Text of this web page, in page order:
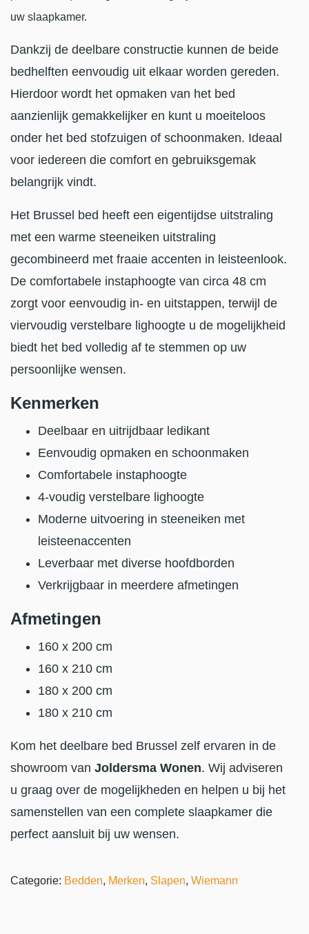
uw slaapkamer.
Dankzij de deelbare constructie kunnen de beide
bedhelften eenvoudig uit elkaar worden gereden.
Hierdoor wordt het opmaken van het bed
aanzienlijk gemakkelijker en kunt u moeiteloos
onder het bed stofzuigen of schoonmaken. Ideaal
voor iedereen die comfort en gebruiksgemak
belangrijk vindt.
Het Brussel bed heeft een eigentijdse uitstraling
met een warme steeneiken uitstraling
gecombineerd met fraaie accenten in leisteenlook.
De comfortabele instaphoogte van circa 48 cm
zorgt voor eenvoudig in- en uitstappen, terwijl de
viervoudig verstelbare lighoogte u de mogelijkheid
biedt het bed volledig af te stemmen op uw
persoonlijke wensen.
Kenmerken
Deelbaar en uitrijdbaar ledikant
Eenvoudig opmaken en schoonmaken
Comfortabele instaphoogte
4-voudig verstelbare lighoogte
Moderne uitvoering in steeneiken met
leisteenaccenten
Leverbaar met diverse hoofdborden
Verkrijgbaar in meerdere afmetingen
Afmetingen
160 x 200 cm
160 x 210 cm
180 x 200 cm
180 x 210 cm
Kom het deelbare bed Brussel zelf ervaren in de
showroom van Joldersma Wonen. Wij adviseren
u graag over de mogelijkheden en helpen u bij het
samenstellen van een complete slaapkamer die
perfect aansluit bij uw wensen.
Categorie: Bedden, Merken, Slapen, Wiemann